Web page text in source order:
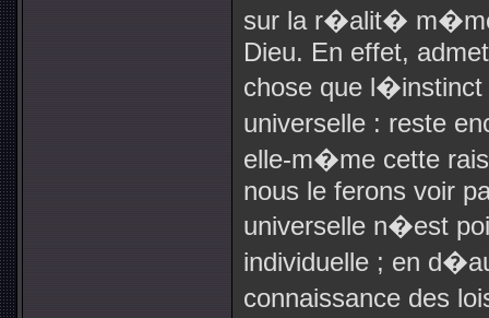
sur la r�alit�
Dieu. En effet,
chose que l�instinct
universelle : reste
elle-m�me cette
nous le ferons voir
universelle n�est
individuelle ; en
connaissance des